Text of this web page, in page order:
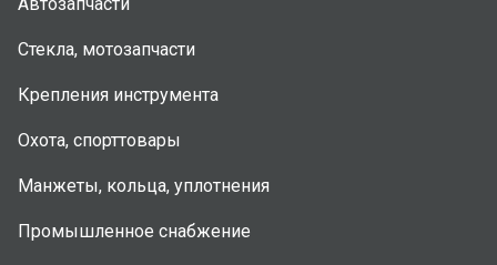
Стекла, мотозапчасти
Крепления инструмента
Охота, спорттовары
Манжеты, кольца, уплотнения
Промышленное снабжение